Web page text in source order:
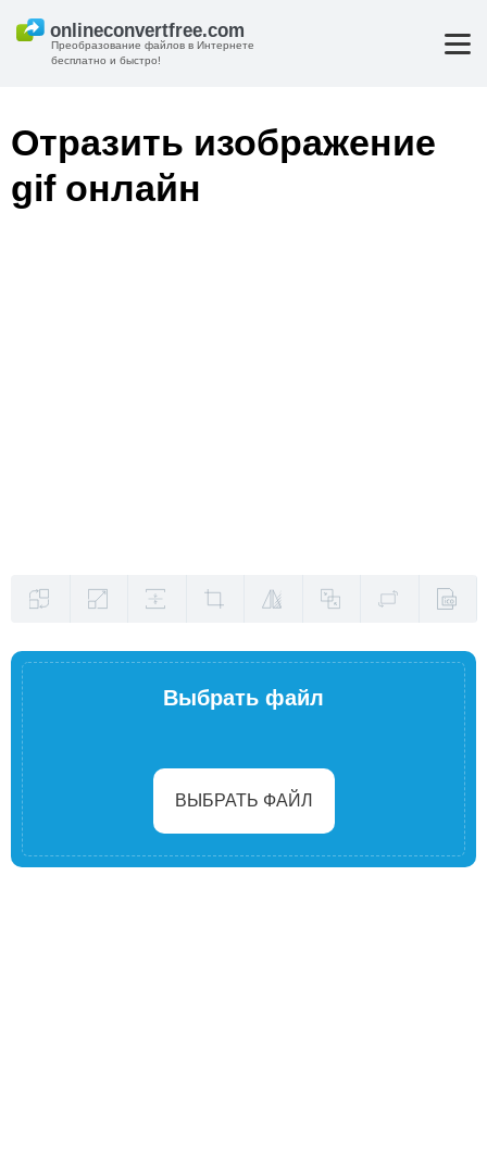
Преобразование файлов в Интернете
бесплатно и быстро!
Отразить изображение
gif онлайн
Выбрать файл
ВЫБРАТЬ ФАЙЛ